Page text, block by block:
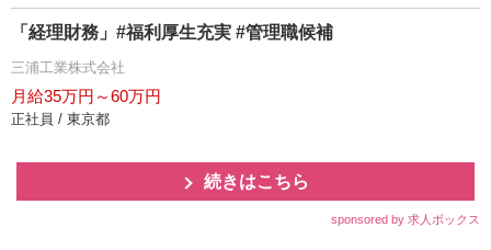
「経理財務」#福利厚生充実 #管理職候補
三浦工業株式会社
月給35万円～60万円
正社員 / 東京都
続きはこちら
sponsored by 求人ボックス